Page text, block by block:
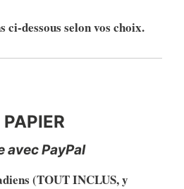
ci-dessous selon vos choix.
avec PayPal
(TOUT INCLUS, y